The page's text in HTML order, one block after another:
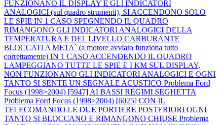
FUNZIONANO IL DISPLAY E GLI INDICATORI
ANALOGICI (sul quadro strumenti), SI ACCENDONO SOLO
LE SPIE IN 1 CASO SPEGNENDO IL QUADRO
RIMANGONO GLI INDICATORI ANALOGICI DELLA
TEMPERATURA E DEL LIVELLO CARBURANTE
BLOCCATI A META` (a motore avviato funziona tutto
correttamente) IN 1 CASO ACCENDENDO IL QUADRO
LAMPEGGIANO TUTTE LE SPIE E I KM SUL DISPLAY,
NON FUNZIONANO GLI INDICATORI ANALOGICI E OGNI
TANTO SI SENTE UN SEGNALE ACUSTICO Problema Ford
Focus (1998>2004) [5947] AI BASSI REGIMI SEGHETTA
Problema Ford Focus (1998>2004) [6025] CON IL
TELECOMANDO LE DUE PORTIERE POSTERIORI OGNI
TANTO SI BLOCCANO E RIMANGONO CHIUSE Problema